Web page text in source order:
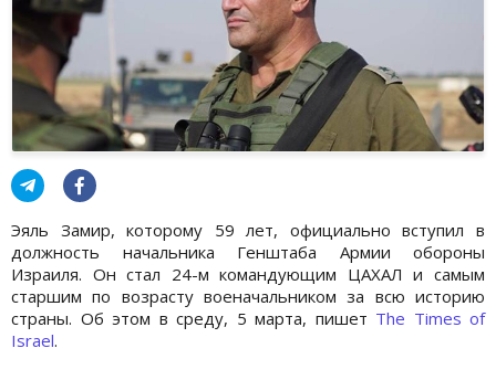
Эяль Замир, которому 59 лет, официально вступил в
должность начальника Генштаба Армии обороны
Израиля. Он стал 24-м командующим ЦАХАЛ и самым
старшим по возрасту военачальником за всю историю
страны. Об этом в среду, 5 марта, пишет The Times of
Israel.